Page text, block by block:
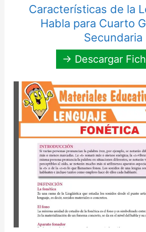
Características de la
Habla para Cuarto
Secundaria
→ Descargar